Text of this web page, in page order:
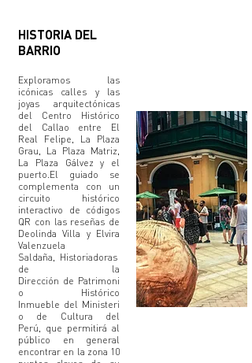
HISTORIA DEL
BARRIO
Exploramos las
icónicas calles y las
joyas arquitectónicas
del Centro Histórico
del Callao entre El
Real Felipe, La Plaza
Grau, La Plaza Matriz,
La Plaza Gálvez y el
puerto.El guiado se
complementa con un
circuito histórico
interactivo de códigos
QR con las reseñas de
Deolinda Villa y Elvira
Valenzuela
Saldaña, Historiadoras
de la
Dirección de Patrimoni
o Histórico
Inmueble del Ministeri
o de Cultura del
Perú, que permitirá al
público en general
encontrar en la zona 10